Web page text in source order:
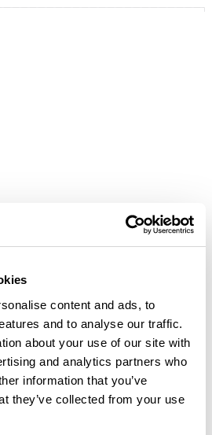
content and ads, to
and to analyse our traffic.
about your use of our site with
and analytics partners who
information that you’ve
they’ve collected from your use
à ajouter un avis !
un avis